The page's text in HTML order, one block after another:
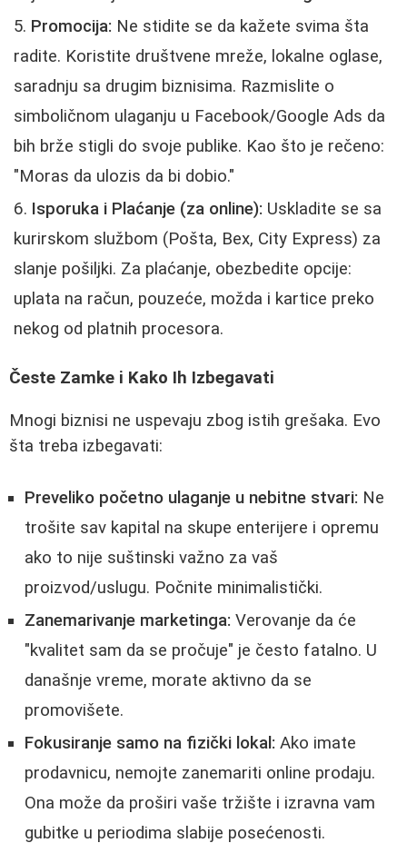
Promocija: Ne stidite se da kažete svima šta
radite. Koristite društvene mreže, lokalne oglase,
saradnju sa drugim biznisima. Razmislite o
simboličnom ulaganju u Facebook/Google Ads da
bih brže stigli do svoje publike. Kao što je rečeno:
"Moras da ulozis da bi dobio."
Isporuka i Plaćanje (za online): Uskladite se sa
kurirskom službom (Pošta, Bex, City Express) za
slanje pošiljki. Za plaćanje, obezbedite opcije:
uplata na račun, pouzeće, možda i kartice preko
nekog od platnih procesora.
Česte Zamke i Kako Ih Izbegavati
Mnogi biznisi ne uspevaju zbog istih grešaka. Evo
šta treba izbegavati:
Preveliko početno ulaganje u nebitne stvari: Ne
trošite sav kapital na skupe enterijere i opremu
ako to nije suštinski važno za vaš
proizvod/uslugu. Počnite minimalistički.
Zanemarivanje marketinga: Verovanje da će
"kvalitet sam da se pročuje" je često fatalno. U
današnje vreme, morate aktivno da se
promovišete.
Fokusiranje samo na fizički lokal: Ako imate
prodavnicu, nemojte zanemariti online prodaju.
Ona može da proširi vaše tržište i izravna vam
gubitke u periodima slabije posećenosti.